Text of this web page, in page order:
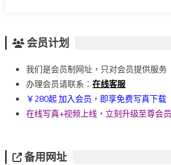
会员计划
我们是会员制网址，只对会员提供服务
办理会员请联系： 在线客服
￥280起 加入会员，即享免费写真下载
在线写真+视频上线，立刻升级至尊会员
备用网址